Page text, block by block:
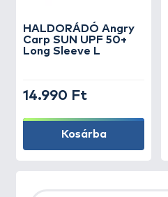
HALDORÁDÓ Angry
Carp SUN UPF 50+
Long Sleeve L
14.990 Ft
Kosárba